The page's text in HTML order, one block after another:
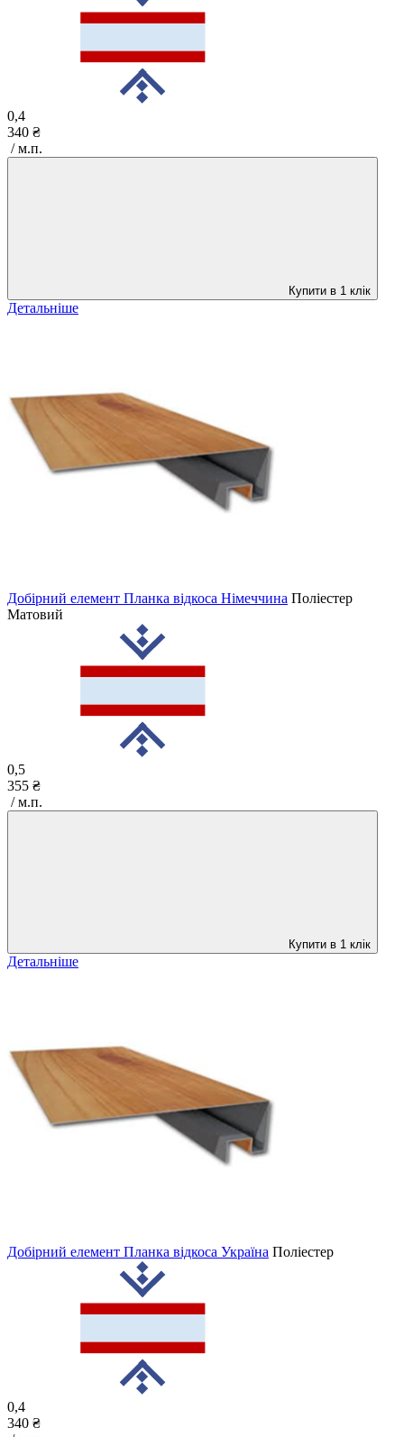
0,4
340 ₴
/ м.п.
Купити в 1 клік
Детальніше
Добірний елемент Планка відкоса Німеччина Поліестер
Матовий
0,5
355 ₴
/ м.п.
Купити в 1 клік
Детальніше
Добірний елемент Планка відкоса Україна Поліестер
0,4
340 ₴